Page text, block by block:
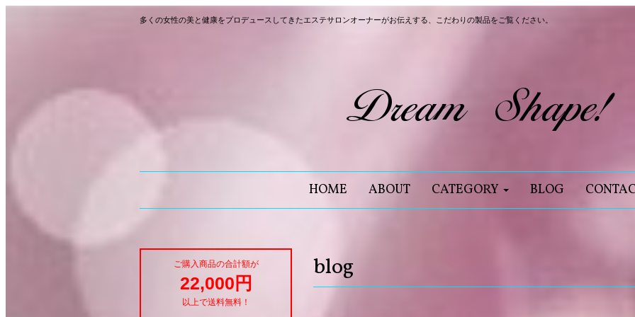
多くの女性の美と健康をプロデュースしてきたエステサロンオーナーがお伝えする、こだわりの製品をご覧ください。
HOME ABOUT CATEGORY BLOG
blog
ご購入商品の合計額が
22,000円
以上で送料無料！